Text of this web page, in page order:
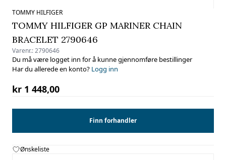
TOMMY HILFIGER
TOMMY HILFIGER GP MARINER CHAIN
BRACELET 2790646
Varenr.:2790646
Du må være logget inn for å kunne gjennomføre bestillinger
Har du allerede en konto? Logg inn
kr 1 448,00
Finn forhandler
Ønskeliste